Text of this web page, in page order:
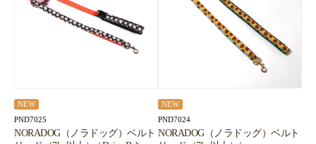
NEW
PND7025
NORADOG（ノラドッグ）ベルト
NEW
PND7024
NORADOG（ノラドッグ）ベルト